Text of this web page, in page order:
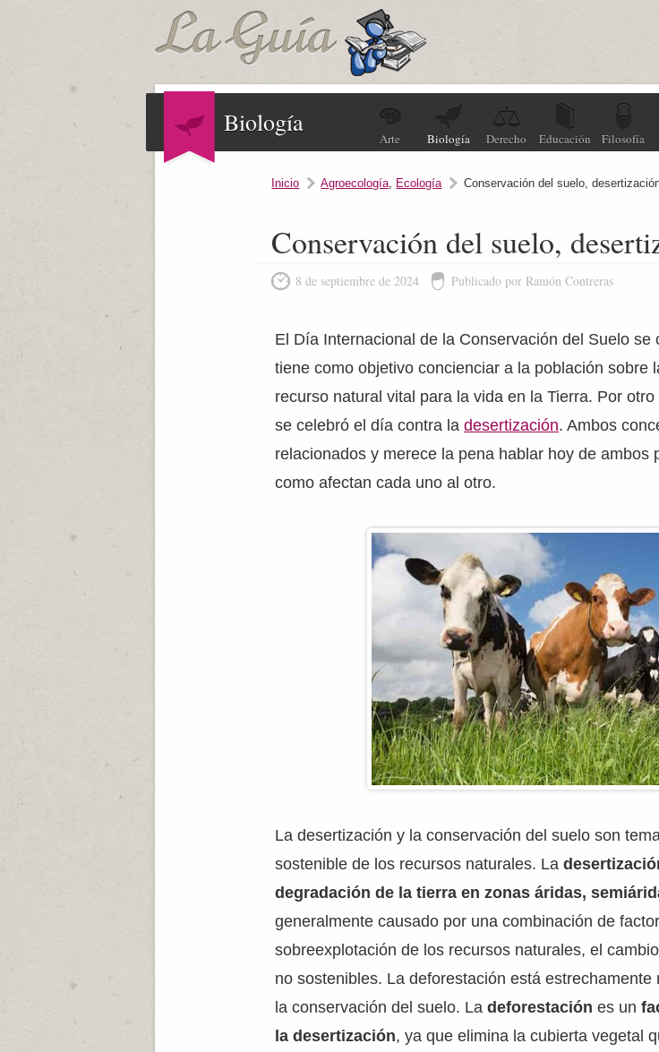
Biología
Arte Biología Derecho Educación Filosofía
Inicio Agroecología, Ecología Conservación del suelo,
Conservación del suelo,
8 de septiembre de 2024 Publicado por Ramón Contreras
El Día Internacional de la Conservación del Suelo
tiene como objetivo concienciar a la población sobre
recurso natural vital para la vida en la Tierra. Por
se celebró el día contra ladesertización. Ambos
relacionados y merece la pena hablar hoy de ambos
como afectan cada uno al otro.
La desertización y la conservación del suelo son
sostenible de los recursos naturales. La
degradación de la tierra en zonas áridas,
generalmente causado por una combinación de
sobreexplotación de los recursos naturales, el
no sostenibles. La deforestación está
la conservación del suelo. Ladeforestaciónes un
la desertización, ya que elimina la cubierta vegetal